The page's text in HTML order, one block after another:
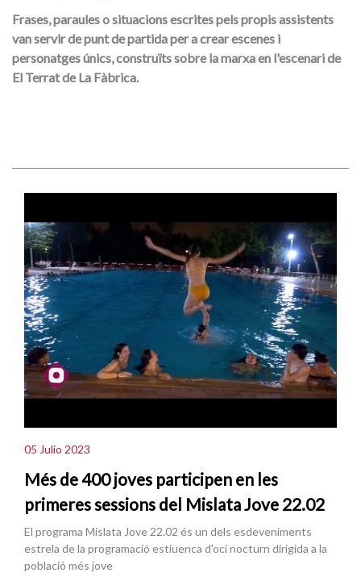
Frases, paraules o situacions escrites pels propis assistents
van servir de punt de partida per a crear escenes i
personatges únics, construïts sobre la marxa en l'escenari de
El Terrat de La Fàbrica.
05 Julio 2023
Més de 400 joves participen en les
primeres sessions del Mislata Jove 22.02
El programa Mislata Jove 22.02 és un dels esdeveniments
estrela de la programació estiuenca d'oci nocturn dirigida a la
població més jove